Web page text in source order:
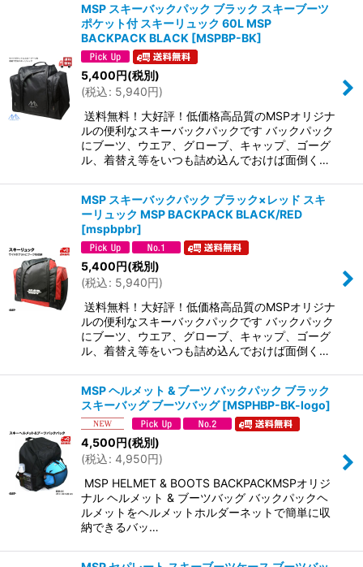
MSP スキーバックパック ブラック スキーブーツ
ポケット付 スキーリュック 60L MSP
BACKPACK BLACK [MSPBP-BK]
5,400円(税別)
(税込: 5,940円)
送料無料！大好評！低価格高品質のMSPオリジナ
ルの便利なスキーバックパックです バックパック
にブーツ、ウエア、グローブ、キャップ、ゴーグ
ル、着替え等をいつも詰め込んでおけば面倒く…
MSP スキーバックパック ブラック×レッド スキ
ーリュック MSP BACKPACK BLACK/RED
[mspbpbr]
5,400円(税別)
(税込: 5,940円)
送料無料！大好評！低価格高品質のMSPオリジナ
ルの便利なスキーバックパックです バックパック
にブーツ、ウエア、グローブ、キャップ、ゴーグ
ル、着替え等をいつも詰め込んでおけば面倒く…
MSP ヘルメット & ブーツ バックパック ブラック
スキーバッグ ブーツバッグ[MSPHBP-BK-logo]
4,500円(税別)
(税込: 4,950円)
MSP HELMET & BOOTS BACKPACKMSPオリジ
ナル ヘルメット & ブーツバッグ バックパックヘ
ルメットをヘルメットホルダーネットで簡単に収
納できるバッ…